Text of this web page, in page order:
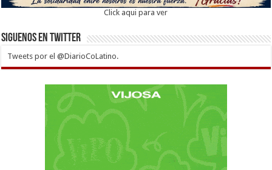
Click aqui para ver
Siguenos en twitter
Tweets por el @DiarioCoLatino.